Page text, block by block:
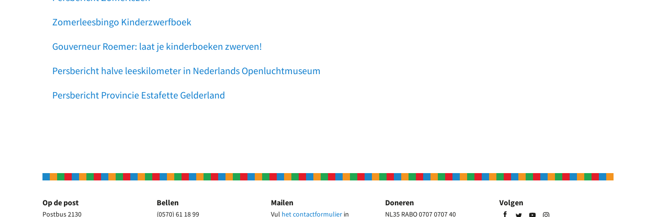
Zomerleesbingo Kinderzwerfboek
Gouverneur Roemer: laat je kinderboeken zwerven!
Persbericht halve leeskilometer in Nederlands Openluchtmuseum
Persbericht Provincie Estafette Gelderland
Op de post
Postbus 2130
Bellen
(0570) 61 18 99
Mailen
Vul het contactformulier in
Doneren
NL35 RABO 0707 0707 40
Volgen